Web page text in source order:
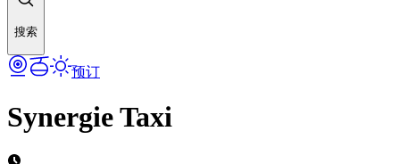
搜索
预订
Synergie Taxi